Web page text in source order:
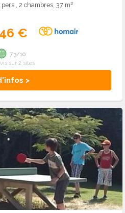
2 chambres, 37 m²
€
>
7.3/10
sur 2 sites